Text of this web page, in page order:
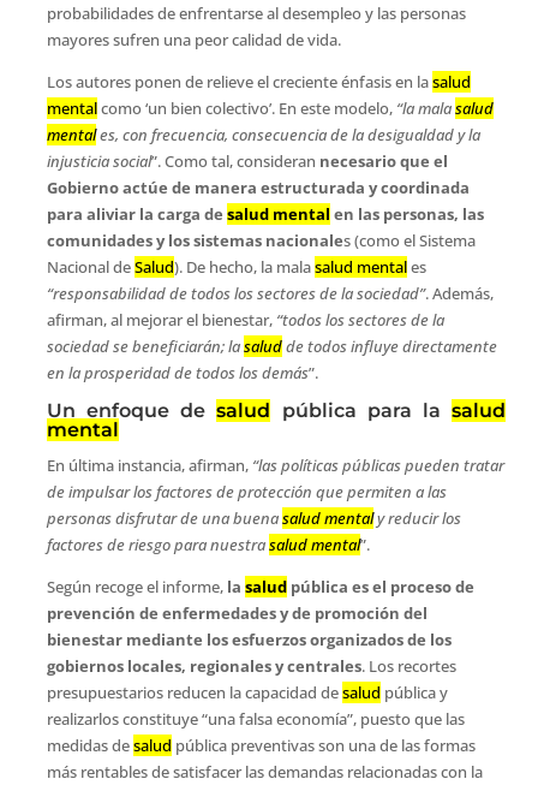
probabilidades de enfrentarse al desempleo y las personas
mayores sufren una peor calidad de vida.
Los autores ponen de relieve el creciente énfasis en lasalud
mentalcomo ‘un bien colectivo’. En este modelo, “la malasalud
mentales, con frecuencia, consecuencia de la desigualdad y la
injusticia social”. Como tal, consideran necesario que el
Gobierno actúe de manera estructurada y coordinada
para aliviar la carga de salud mental en las personas, las
comunidades y los sistemas nacionales (como el Sistema
Nacional deSalud). De hecho, la malasalud mentales
“responsabilidad de todos los sectores de la sociedad”. Además,
afirman, al mejorar el bienestar, “todos los sectores de la
sociedad se beneficiarán; lasaludde todos influye directamente
en la prosperidad de todos los demás”.
Un enfoque desalud pública para lasalud
mental
En última instancia, afirman, “las políticas públicas pueden tratar
de impulsar los factores de protección que permiten a las
personas disfrutar de una buenasalud mentaly reducir los
factores de riesgo para nuestrasalud mental”.
Según recoge el informe, la saludpública es el proceso de
prevención de enfermedades y de promoción del
bienestar mediante los esfuerzos organizados de los
gobiernos locales, regionales y centrales. Los recortes
presupuestarios reducen la capacidad desalud pública y
realizarlos constituye “una falsa economía”, puesto que las
medidas desalud pública preventivas son una de las formas
más rentables de satisfacer las demandas relacionadas con la